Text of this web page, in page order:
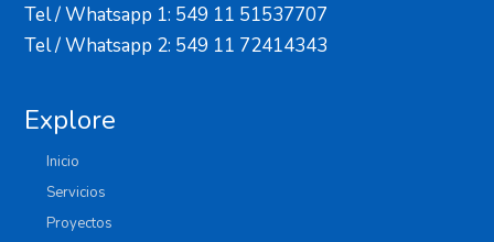
Tel / Whatsapp 1: 549 11 51537707
Tel / Whatsapp 2: 549 11 72414343
Explore
Inicio
Servicios
Proyectos